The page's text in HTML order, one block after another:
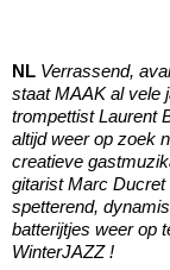
NL Verrassend,
staat MAAK al vele
trompettist Laurent
altijd weer op zoek
creatieve
gitarist Marc
spetterend,
batterijtjes weer op
WinterJAZZ !